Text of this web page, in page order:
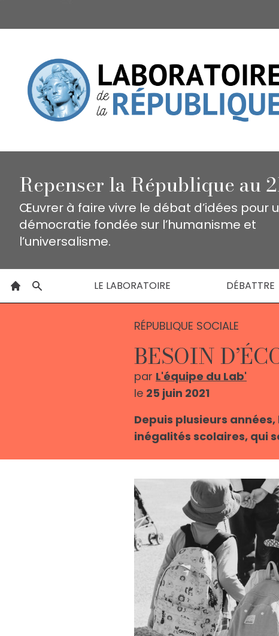
Repenser la République au
Œuvrer à faire vivre le débat d’idées pour
démocratie fondée sur l’humanisme et
l’universalisme.
LE LABORATOIRE DÉBATTRE
RÉPUBLIQUE SOCIALE
BESOIN
par L'équipe du Lab'
le 25 juin 2021
Depuis plusieurs
inégalités scolaires, qui